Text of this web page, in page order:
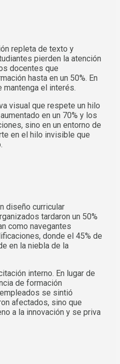
repleta de texto y
pierden la atención
docentes que
hasta en un 50%. En
mantenga el interés.
visual que respete un hilo
en un 70% y los
sino en un entorno de
en el hilo invisible que
diseño curricular
tardaron un 50%
como navegantes
donde el 45% de
en la niebla de la
interno. En lugar de
de formación
se sintió
afectados, sino que
a la innovación y se priva